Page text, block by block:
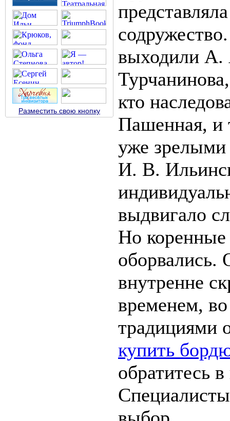
Разместить свою кнопку
выходили
кто
Пашенная, и
уже
И. В.
выдвигало
Но коренные
оборвались.
внутренне
временем,
традициями
купить
обратитесь